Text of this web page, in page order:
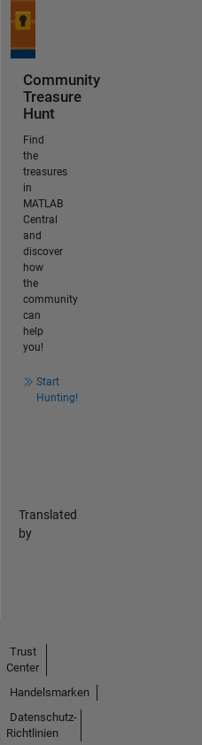
Community
Treasure
Hunt
Find
the
treasures
in
MATLAB
Central
and
discover
how
the
community
can
help
you!
Start
Hunting!
Translated
by
Trust
Center
Handelsmarken
Datenschutz-
Richtlinien